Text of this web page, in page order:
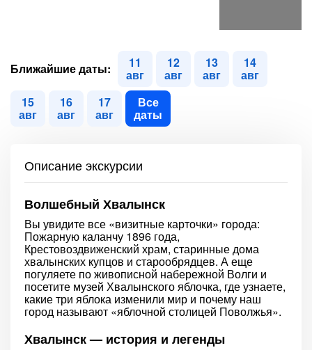
Ближайшие даты: 11
авг
12
авг
13
авг
14
авг
15
авг
16
авг
17
авг
Все
даты
Описание экскурсии
Волшебный Хвалынск
Вы увидите все «визитные карточки» города:
Пожарную каланчу 1896 года,
Крестовоздвиженский храм, старинные дома
хвалынских купцов и старообрядцев. А еще
погуляете по живописной набережной Волги и
посетите музей Хвалынского яблочка, где узнаете,
какие три яблока изменили мир и почему наш
город называют «яблочной столицей Поволжья».
Хвалынск — история и легенды